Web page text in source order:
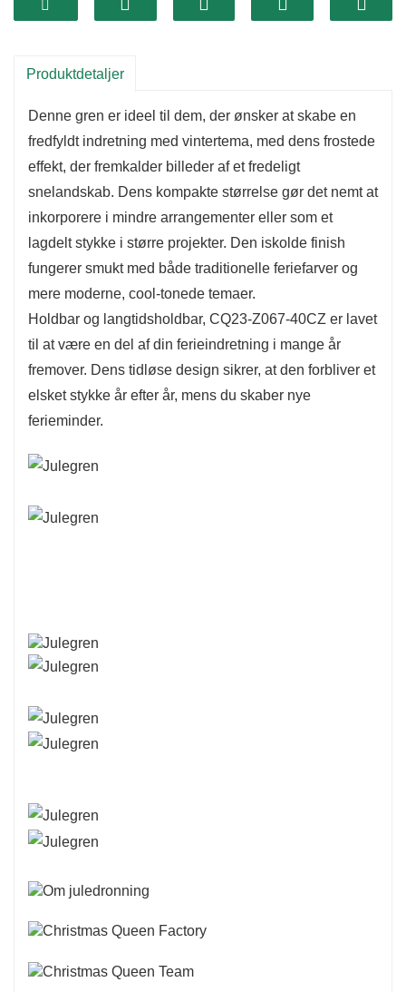
selvstændige centerpieces.
Produktdetaljer
Denne gren er ideel til dem, der ønsker at skabe en
fredfyldt indretning med vintertema, med dens frostede
effekt, der fremkalder billeder af et fredeligt
snelandskab. Dens kompakte størrelse gør det nemt at
inkorporere i mindre arrangementer eller som et
lagdelt stykke i større projekter. Den iskolde finish
fungerer smukt med både traditionelle feriefarver og
mere moderne, cool-tonede temaer.
Holdbar og langtidsholdbar, CQ23-Z067-40CZ er lavet
til at være en del af din ferieindretning i mange år
fremover. Dens tidløse design sikrer, at den forbliver et
elsket stykke år efter år, mens du skaber nye
ferieminder.